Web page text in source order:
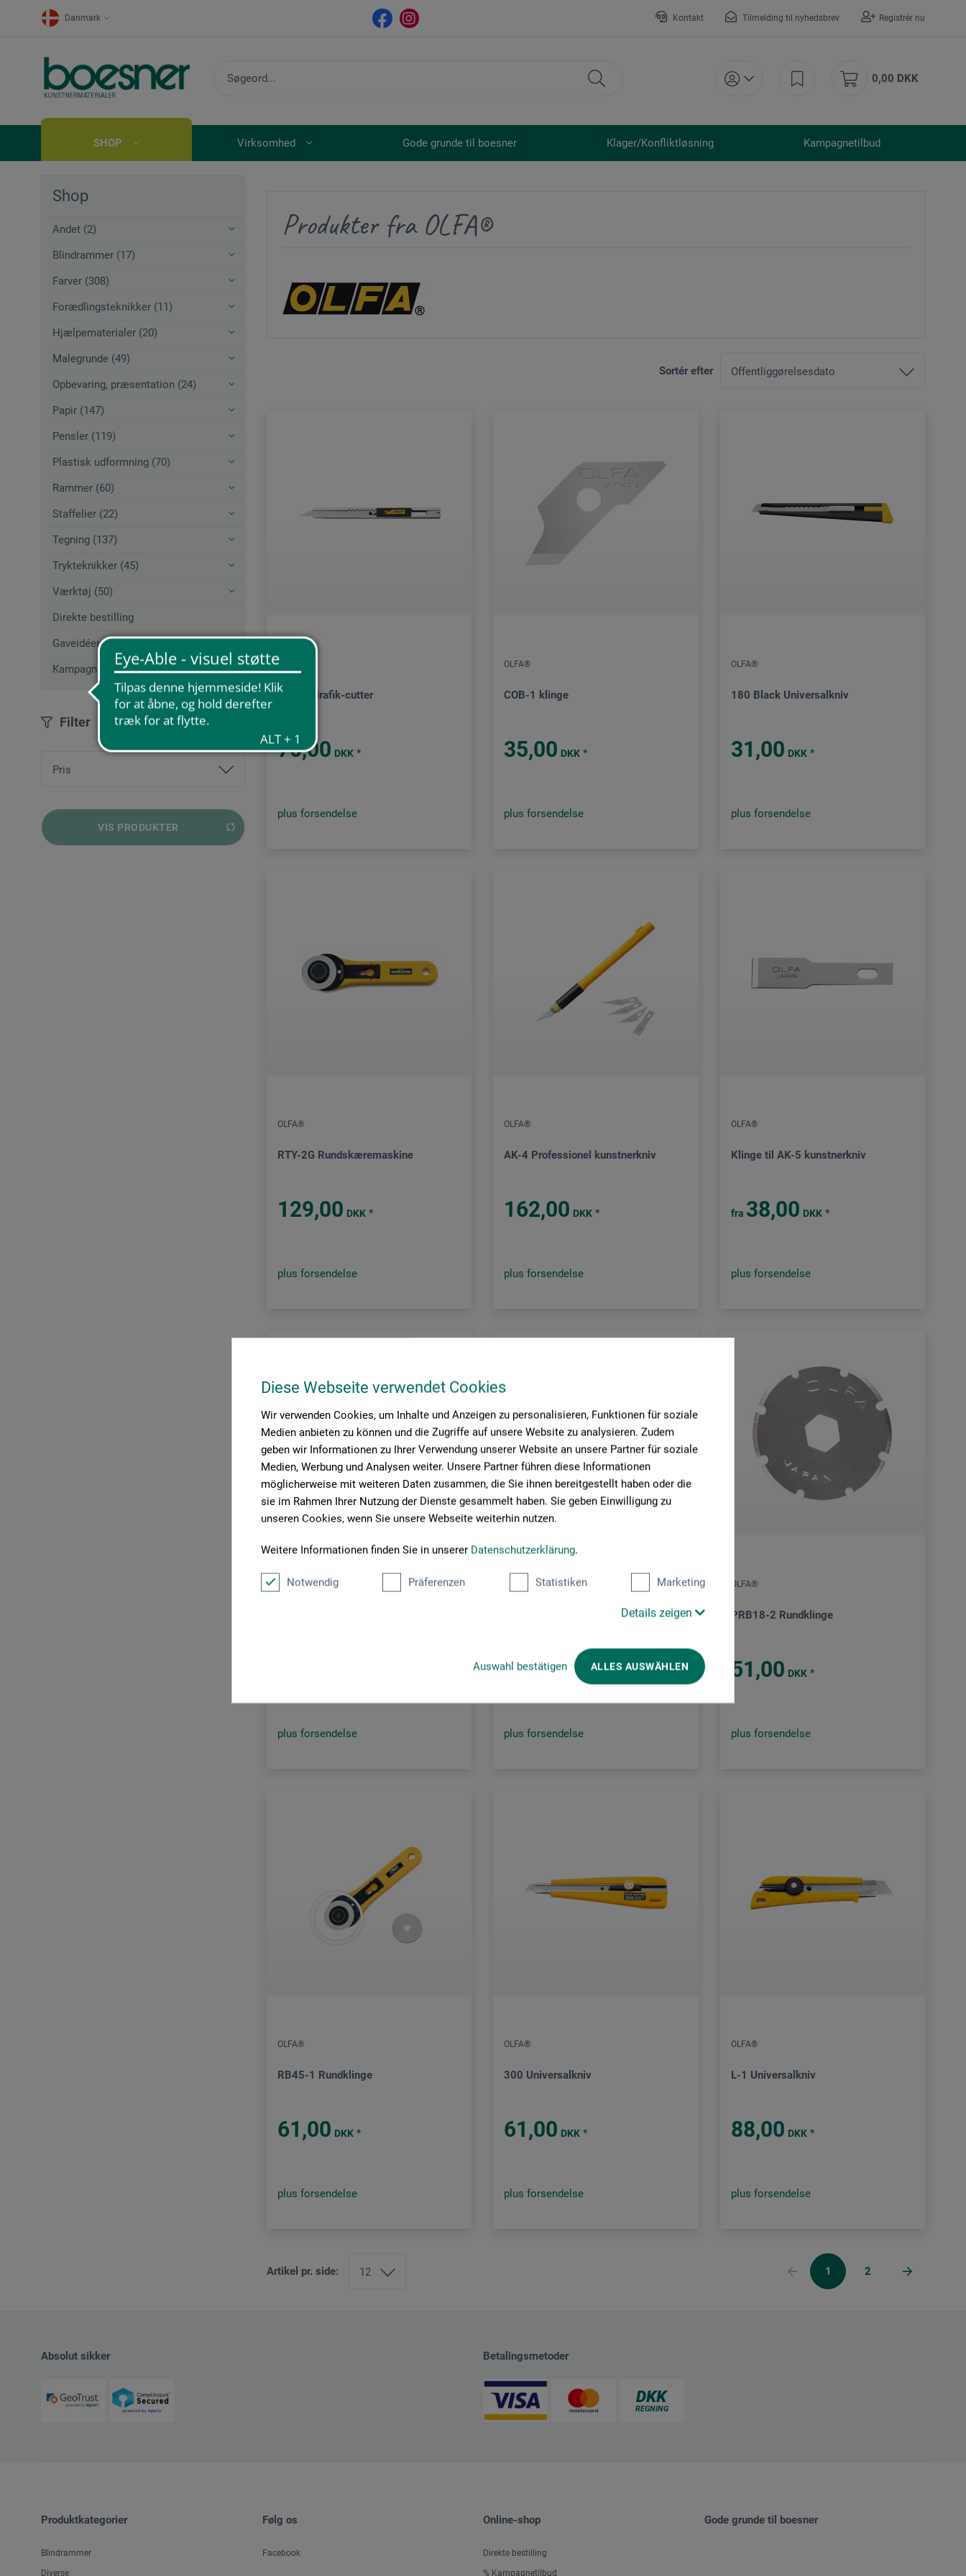
Diese Webseite verwendet Cookies
Wir verwenden Cookies, um Inhalte und Anzeigen zu personalisieren, Funktionen für soziale
Medien anbieten zu können und die Zugriffe auf unsere Website zu analysieren. Zudem
geben wir Informationen zu Ihrer Verwendung unserer Website an unsere Partner für soziale
Medien, Werbung und Analysen weiter. Unsere Partner führen diese Informationen
möglicherweise mit weiteren Daten zusammen, die Sie ihnen bereitgestellt haben oder die
sie im Rahmen Ihrer Nutzung der Dienste gesammelt haben. Sie geben Einwilligung zu
unseren Cookies, wenn Sie unsere Webseite weiterhin nutzen.
Weitere Informationen finden Sie in unserer Datenschutzerklärung.
Notwendig Präferenzen Statistiken Marketing
Details zeigen
Auswahl bestätigen ALLES AUSWÄHLEN
Danmark Kontakt Tilmelding til nyhedsbrev Registrér nu
0,00 DKK
SHOP Virksomhed Gode grunde til boesner Klager/Konfliktløsning Kampagnetilbud
Shop
Andet (2)
Blindrammer (17)
Farver (308)
Forædlingsteknikker (11)
Hjælpematerialer (20)
Malegrunde (49)
Opbevaring, præsentation (24)
Papir (147)
Pensler (119)
Plastisk udformning (70)
Rammer (60)
Staffelier (22)
Tegning (137)
Trykteknikker (45)
Værktøj (50)
Direkte bestilling
Gaveidéer (12)
Kampagnetilbud
Filter
Pris
VIS PRODUKTER
Produkter fra OLFA®
Sortér efter
OLFA®
SAC-1 Grafik-cutter
70,00 DKK *
plus forsendelse
OLFA®
COB-1 klinge
35,00 DKK *
plus forsendelse
OLFA®
180 Black Universalkniv
31,00 DKK *
plus forsendelse
OLFA®
RTY-2G Rundskæremaskine
129,00 DKK *
plus forsendelse
OLFA®
AK-4 Professionel kunstnerkniv
162,00 DKK *
plus forsendelse
OLFA®
Klinge til AK-5 kunstnerkniv
fra 38,00 DKK *
plus forsendelse
OLFA®
plus forsendelse
62,00 DKK
plus forsendelse
OLFA®
PRB18-2 Rundklinge
51,00 DKK *
plus forsendelse
OLFA®
RB45-1 Rundklinge
61,00 DKK *
plus forsendelse
OLFA®
300 Universalkniv
61,00 DKK *
plus forsendelse
OLFA®
L-1 Universalkniv
88,00 DKK *
plus forsendelse
Artikel pr. side: 1 2
Absolut sikker Betalingsmetoder
Produktkategorier
Blindrammer
Diverse
Følg os
Facebook
Online-shop
Direkte bestilling
% Kampagnetilbud
Gode grunde til boesner